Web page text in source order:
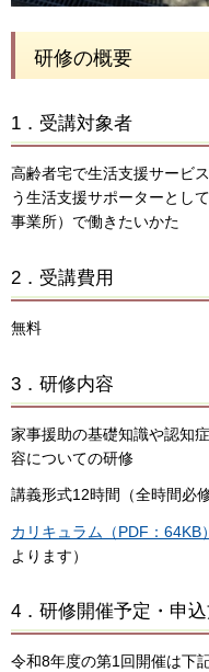
研修の概要
1．受講対象者
高齢者宅で生活支援サービ
う生活支援サポーターとし
事業所）で働きたいかた
2．受講費用
無料
3．研修内容
家事援助の基礎知識や認知
容についての研修
講義形式12時間（全時間必修
カリキュラム（PDF：64KB）
よります）
4．研修開催予定・申
令和8年度の第1回開催は下